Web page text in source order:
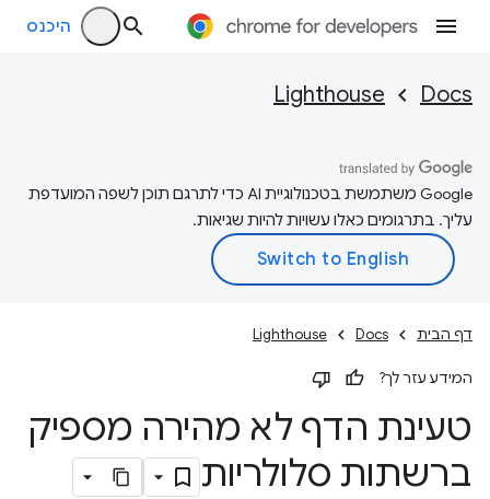
היכנס
Docs
Lighthouse
‫Google משתמשת בטכנולוגיית AI כדי לתרגם תוכן לשפה המועדפת
עליך. בתרגומים כאלו עשויות להיות שגיאות.
דף הבית Docs
Lighthouse
המידע עזר לך?
טעינת הדף לא מהירה מספיק
ברשתות סלולריות